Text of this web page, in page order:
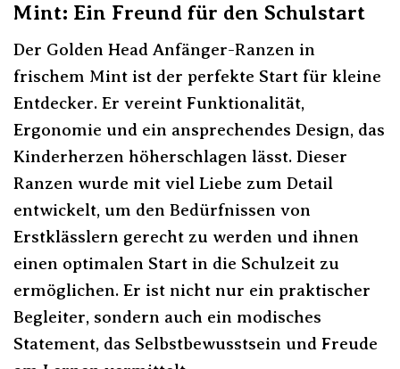
Mint: Ein Freund für den Schulstart
Der Golden Head Anfänger-Ranzen in
frischem Mint ist der perfekte Start für kleine
Entdecker. Er vereint Funktionalität,
Ergonomie und ein ansprechendes Design, das
Kinderherzen höherschlagen lässt. Dieser
Ranzen wurde mit viel Liebe zum Detail
entwickelt, um den Bedürfnissen von
Erstklässlern gerecht zu werden und ihnen
einen optimalen Start in die Schulzeit zu
ermöglichen. Er ist nicht nur ein praktischer
Begleiter, sondern auch ein modisches
Statement, das Selbstbewusstsein und Freude